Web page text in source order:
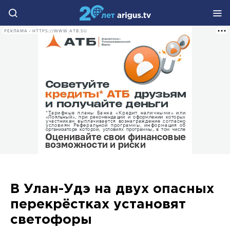
РЕКЛАМА • HTTPS://WWW.ATB.SU
В Улан-Удэ на двух опасных
перекрёстках установят
светофоры